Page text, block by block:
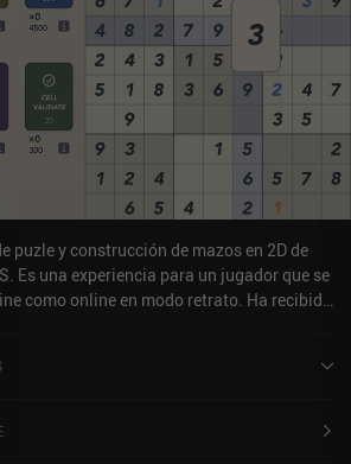
y reiniciar
queramos, por lo que la jugabilidad es
de comprarlo. Si te gustan los
que te hacen sentir inteligente sin
echa un vistazo a este juego.
puzle y construcción de mazos en 2D de
Es una experiencia para un jugador que se
como online en modo retrato. Ha recibido